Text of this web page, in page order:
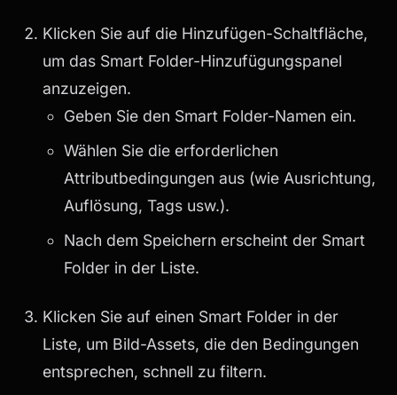
Klicken Sie auf die Hinzufügen-Schaltfläche,
um das Smart Folder-Hinzufügungspanel
anzuzeigen.
Geben Sie den Smart Folder-Namen ein.
Wählen Sie die erforderlichen
Attributbedingungen aus (wie Ausrichtung,
Auflösung, Tags usw.).
Nach dem Speichern erscheint der Smart
Folder in der Liste.
Klicken Sie auf einen Smart Folder in der
Liste, um Bild-Assets, die den Bedingungen
entsprechen, schnell zu filtern.